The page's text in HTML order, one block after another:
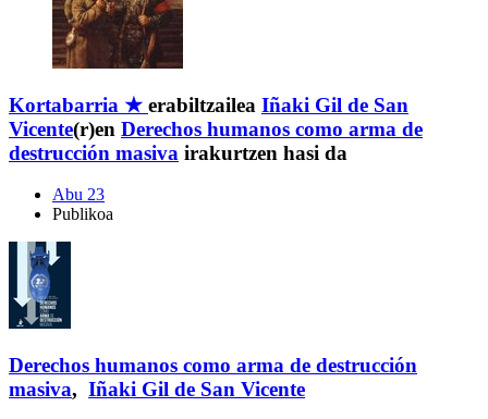
Kortabarria ★ erabiltzailea Iñaki Gil de San
Vicente(r)en Derechos humanos como arma de
destrucción masiva irakurtzen hasi da
Abu 23
Publikoa
Derechos humanos como arma de destrucción
masiva, Iñaki Gil de San Vicente